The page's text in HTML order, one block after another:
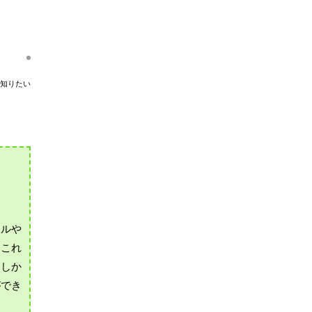
りたい
や
れ
か
き